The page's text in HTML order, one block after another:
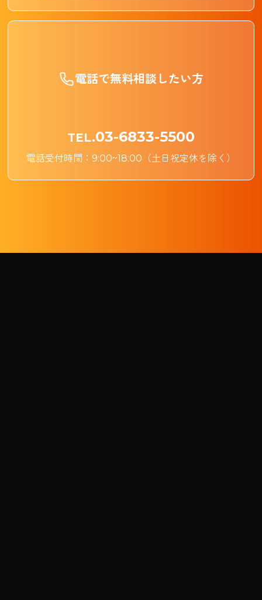
電話で無料相談したい方
03-6833-5500
電話受付時間：9:00~18:00（土日祝定休を除く）